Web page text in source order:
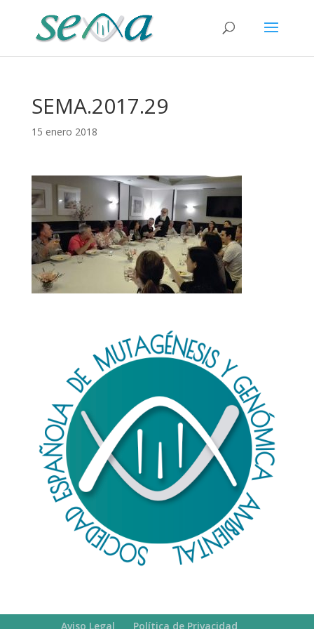
SEMA.2017.29
15 enero 2018
Aviso Legal Política de Privacidad